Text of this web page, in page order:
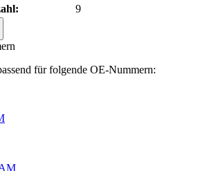
9
für folgende OE-Nummern: